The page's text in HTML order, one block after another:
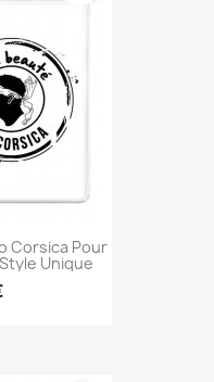
Corsica Pour
Unique